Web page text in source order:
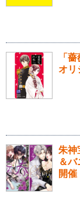
「
オリ
朱神
＆
開催